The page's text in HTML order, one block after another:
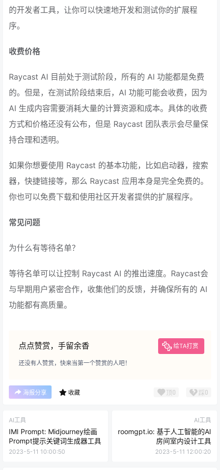
的开发者工具，让你可以快速地开发和测试你的扩展程
序。
收费价格
Raycast AI 目前处于测试阶段，所有的 AI 功能都是免费
的。但是，在测试阶段结束后，AI 功能可能会收费，因为
AI 生成内容需要消耗大量的计算资源和成本。具体的收费
方式和价格还没有公布，但是 Raycast 团队表示会尽量保
持合理和透明。
如果你想要使用 Raycast 的基本功能，比如启动器，搜索
器，快捷链接等，那么 Raycast 应用本身是完全免费的。
你也可以免费下载和使用社区开发者提供的扩展程序。
常见问题
为什么有等待名单？
等待名单可以让控制 Raycast AI 的推出速度。Raycast会
与早期用户紧密合作，收集他们的反馈，并确保所有的 AI
功能都有高质量。
点点赞赏，手留余香 给TA打赏
还没有人赞赏，快来当第一个赞赏的人吧！
海报分享 收藏 顶0 踩0
AI工具
IMI Prompt: Midjourney绘画
Prompt提示关键词生成器工具
2023-5-11 10:00:50
AI工具
roomgpt.io: 基于人工智能的AI
房间室内设计工具
2023-5-11 12:00:20